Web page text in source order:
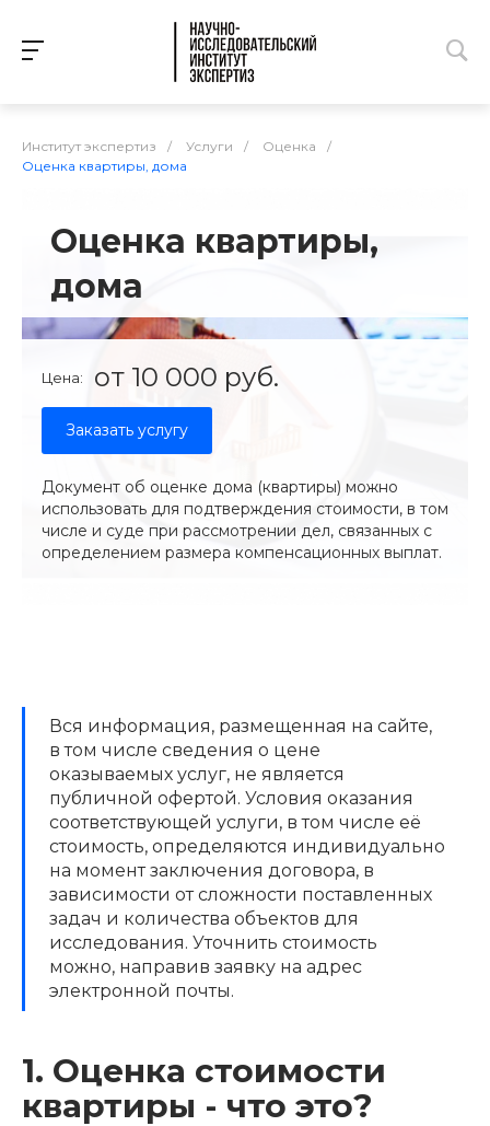
Институт экспертиз / Услуги / Оценка
/
Оценка квартиры, дома
Оценка квартиры,
дома
Цена: от 10 000 руб.
Заказать услугу
Документ об оценке дома (квартиры) можно
использовать для подтверждения стоимости, в том
числе и суде при рассмотрении дел, связанных с
определением размера компенсационных выплат.
Вся информация, размещенная на сайте,
в том числе сведения о цене
оказываемых услуг, не является
публичной офертой. Условия оказания
соответствующей услуги, в том числе её
стоимость, определяются индивидуально
на момент заключения договора, в
зависимости от сложности поставленных
задач и количества объектов для
исследования. Уточнить стоимость
можно, направив заявку на адрес
электронной почты.
1. Оценка стоимости
квартиры - что это?